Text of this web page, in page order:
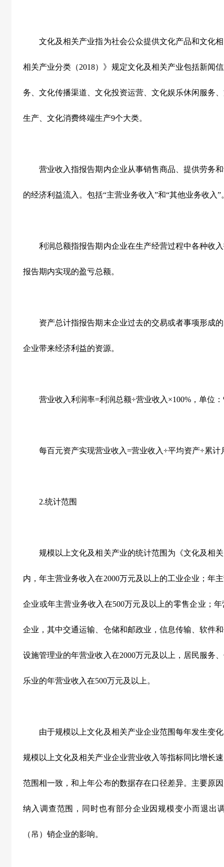
文化及相关产业指为社会公众提供文化产品和文化相
相关产业分类（2018）》规定文化及相关产业包括新闻
务、文化传播渠道、文化投资运营、文化娱乐休闲服务
生产、文化消费终端生产9个大类。
营业收入指报告期内企业从事销售商品、提供劳务和
的经济利益流入。包括“主营业务收入”和“其他业务收入”
利润总额指报告期内企业在生产经营过程中各种收入
报告期内实现的盈亏总额。
资产总计指报告期末企业过去的交易或者事项形成的
企业带来经济利益的资源。
营业收入利润率=利润总额÷营业收入×100% ，单位：
每百元资产实现营业收入=营业收入÷平均资产÷累计
2.统计范围
规模以上文化及相关产业的统计范围为《文化及相关
内，年主营业务收入在2000万元及以上的工业企业；年
企业或年主营业务收入在500万元及以上的零售企业；
企业，其中交通运输、仓储和邮政业，信息传输、软件
设施管理业的年营业收入在2000万元及以上，居民服务
乐业的年营业收入在500万元及以上。
由于规模以上文化及相关产业企业范围每年发生变化
规模以上文化及相关产业企业营业收入等指标同比增长
范围相一致，和上年公布的数据存在口径差异。主要原
纳入调查范围，同时也有部分企业因规模变小而退出
（吊）销企业的影响。